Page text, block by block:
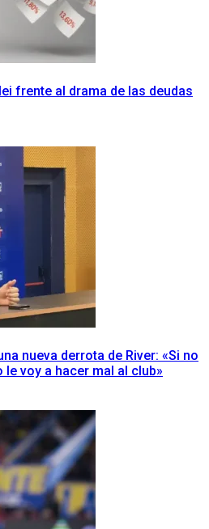
frente al drama de las deudas
nueva derrota de River: «Si no
voy a hacer mal al club»